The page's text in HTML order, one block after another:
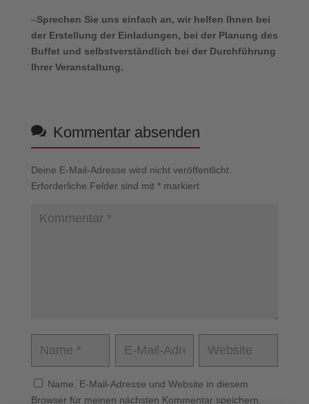
–Sprechen Sie uns einfach an, wir helfen Ihnen bei
der Erstellung der Einladungen, bei der Planung des
Buffet und selbstverständlich bei der Durchführung
Ihrer Veranstaltung.
Kommentar absenden
Deine E-Mail-Adresse wird nicht veröffentlicht.
Erforderliche Felder sind mit *markiert
Name, E-Mail-Adresse und Website in diesem
Browser für meinen nächsten Kommentar speichern.